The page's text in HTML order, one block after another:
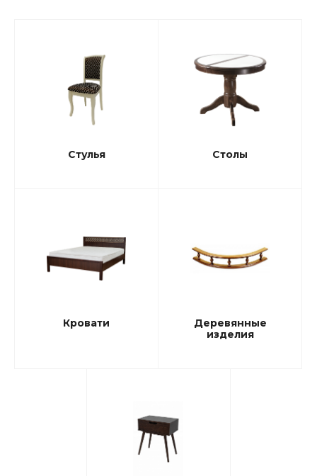
Стулья Столы
Кровати
Деревянные
изделия